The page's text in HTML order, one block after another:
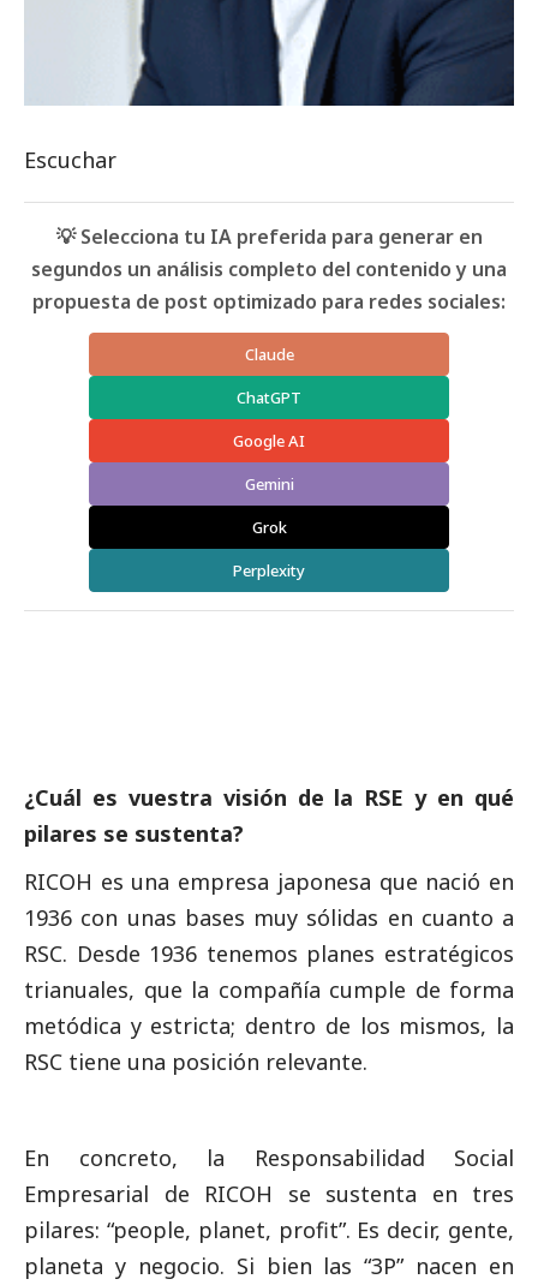
Escuchar
💡 Selecciona tu IA preferida para generar en
segundos un análisis completo del contenido y una
propuesta de post optimizado para redes sociales:
Claude
ChatGPT
Google AI
Gemini
Grok
Perplexity
¿Cuál es vuestra visión de la RSE y en qué
pilares se sustenta?
RICOH es una empresa japonesa que nació en
1936 con unas bases muy sólidas en cuanto a
RSC. Desde 1936 tenemos planes estratégicos
trianuales, que la compañía cumple de forma
metódica y estricta; dentro de los mismos, la
RSC tiene una posición relevante.
En concreto, la Responsabilidad Social
Empresarial de RICOH se sustenta en tres
pilares: “people, planet, profit”. Es decir, gente,
planeta y negocio. Si bien las “3P” nacen en